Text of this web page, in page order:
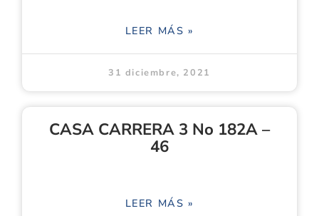
LEER MÁS »
31 diciembre, 2021
CASA CARRERA 3 No 182A –
46
LEER MÁS »